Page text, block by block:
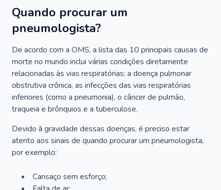
Quando procurar um
pneumologista?
De acordo com a OMS, a lista das 10 principais causas de
morte no mundo inclui várias condições diretamente
relacionadas às vias respiratórias: a doença pulmonar
obstrutiva crônica, as infecções das vias respiratórias
inferiores (como a pneumonia), o câncer de pulmão,
traqueia e brônquios e a tuberculose.
Devido à gravidade dessas doenças, é preciso estar
atento aos sinais de quando procurar um pneumologista,
por exemplo:
Cansaço sem esforço;